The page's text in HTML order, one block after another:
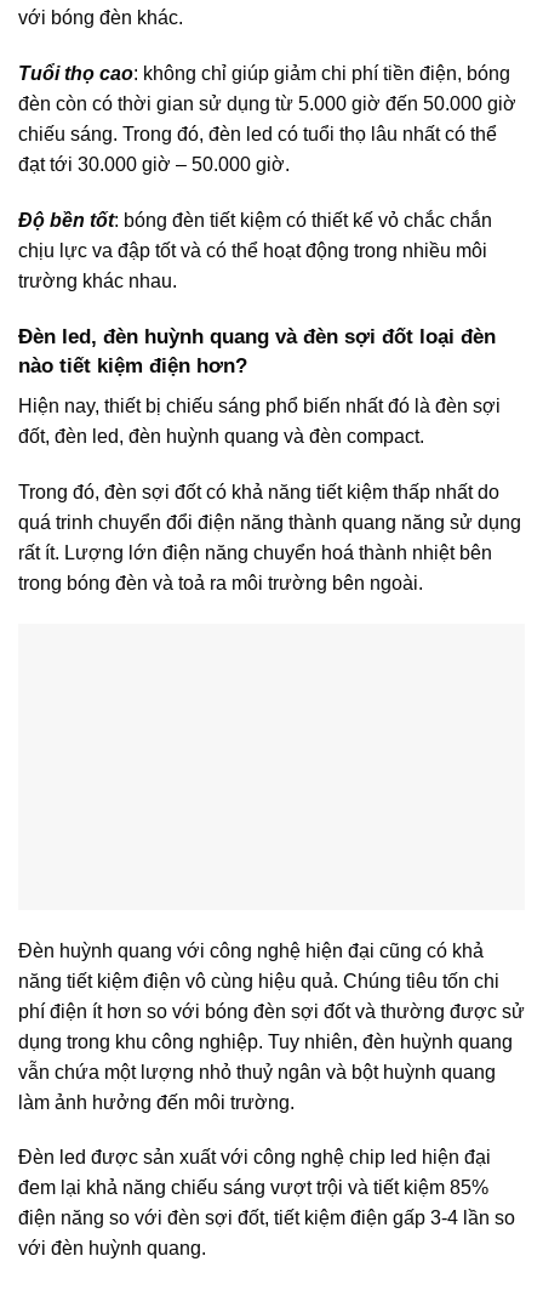
với bóng đèn khác.
Tuổi thọ cao: không chỉ giúp giảm chi phí tiền điện, bóng
đèn còn có thời gian sử dụng từ 5.000 giờ đến 50.000 giờ
chiếu sáng. Trong đó, đèn led có tuổi thọ lâu nhất có thể
đạt tới 30.000 giờ – 50.000 giờ.
Độ bền tốt: bóng đèn tiết kiệm có thiết kế vỏ chắc chắn
chịu lực va đập tốt và có thể hoạt động trong nhiều môi
trường khác nhau.
Đèn led, đèn huỳnh quang và đèn sợi đốt loại đèn
nào tiết kiệm điện hơn?
Hiện nay, thiết bị chiếu sáng phổ biến nhất đó là đèn sợi
đốt, đèn led, đèn huỳnh quang và đèn compact.
Trong đó, đèn sợi đốt có khả năng tiết kiệm thấp nhất do
quá trinh chuyển đổi điện năng thành quang năng sử dụng
rất ít. Lượng lớn điện năng chuyển hoá thành nhiệt bên
trong bóng đèn và toả ra môi trường bên ngoài.
Đèn huỳnh quang với công nghệ hiện đại cũng có khả
năng tiết kiệm điện vô cùng hiệu quả. Chúng tiêu tốn chi
phí điện ít hơn so với bóng đèn sợi đốt và thường được sử
dụng trong khu công nghiệp. Tuy nhiên, đèn huỳnh quang
vẫn chứa một lượng nhỏ thuỷ ngân và bột huỳnh quang
làm ảnh hưởng đến môi trường.
Đèn led được sản xuất với công nghệ chip led hiện đại
đem lại khả năng chiếu sáng vượt trội và tiết kiệm 85%
điện năng so với đèn sợi đốt, tiết kiệm điện gấp 3-4 lần so
với đèn huỳnh quang.